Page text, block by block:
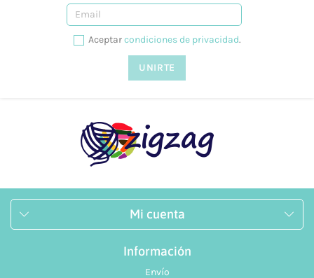
Información sobre devoluciones
Formas de pago
¿Puedo elegir el color del producto?
encontrarás distintos formatos de color y estilo.
¿Cuánto valen los gastos de envío?
¿Realizáis envíos gratuitos?
Sí, tenemos talleres adaptados a todos los niveles y
Aceptarcondiciones de privacidad.
Mi cuenta
Información
Envío